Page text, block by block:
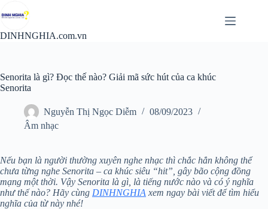
đến
nội
DINHNGHIA.com.vn
Senorita là gì? Đọc thế nào? Giải mã sức hút của ca khúc
Senorita
Nguyễn Thị Ngọc Diễm
08/09/2023
Âm nhạc
Nếu bạn là người thường xuyên nghe nhạc thì chắc hẳn không thể
chưa từng nghe Senorita – ca khúc siêu “hit”, gây bão cộng đồng
mạng một thời. Vậy Senorita là gì, là tiếng nước nào và có ý nghĩa
như thế nào? Hãy cùng DINHNGHIA xem ngay bài viết để tìm hiểu
nghĩa của từ này nhé!